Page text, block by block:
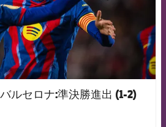
ルセロナ:準決勝進出 (1-2)